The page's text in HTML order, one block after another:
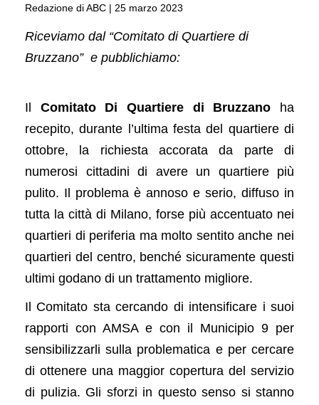
Redazione di ABC | 25 marzo 2023
Riceviamo dal “Comitato di Quartiere di
Bruzzano” e pubblichiamo:
Il Comitato Di Quartiere di Bruzzano ha
recepito, durante l’ultima festa del quartiere di
ottobre, la richiesta accorata da parte di
numerosi cittadini di avere un quartiere più
pulito. Il problema è annoso e serio, diffuso in
tutta la città di Milano, forse più accentuato nei
quartieri di periferia ma molto sentito anche nei
quartieri del centro, benché sicuramente questi
ultimi godano di un trattamento migliore.
Il Comitato sta cercando di intensificare i suoi
rapporti con AMSA e con il Municipio 9 per
sensibilizzarli sulla problematica e per cercare
di ottenere una maggior copertura del servizio
di pulizia. Gli sforzi in questo senso si stanno